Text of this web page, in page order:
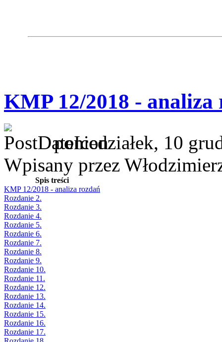
KMP 12/2018 - analiza
poniedziałek, 10
Wpisany przez
Spis treści
KMP 12/2018 - analiza rozdań
Rozdanie 2.
Rozdanie 3.
Rozdanie 4.
Rozdanie 5.
Rozdanie 6.
Rozdanie 7.
Rozdanie 8.
Rozdanie 9.
Rozdanie 10.
Rozdanie 11.
Rozdanie 12.
Rozdanie 13.
Rozdanie 14.
Rozdanie 15.
Rozdanie 16.
Rozdanie 17.